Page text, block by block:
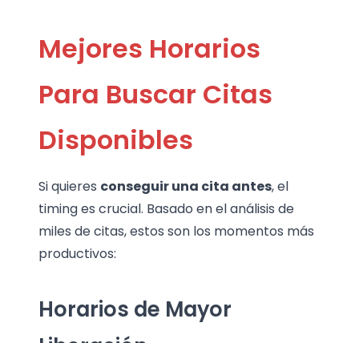
Mejores Horarios
Para Buscar Citas
Disponibles
Si quieres conseguir una cita antes, el
timing es crucial. Basado en el análisis de
miles de citas, estos son los momentos más
productivos:
Horarios de Mayor